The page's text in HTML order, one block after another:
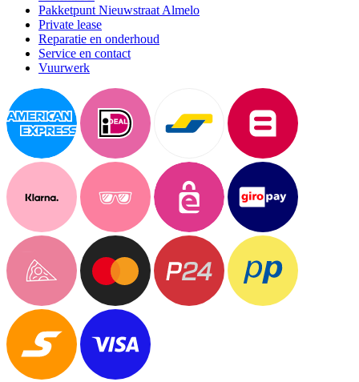
Pakketpunt Nieuwstraat Almelo
Private lease
Reparatie en onderhoud
Service en contact
Vuurwerk